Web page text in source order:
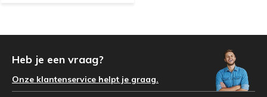
Heb je een vraag?
Onze klantenservice helpt je graag.